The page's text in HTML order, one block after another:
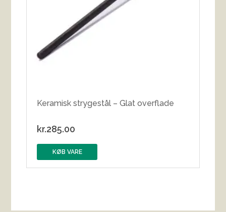
Keramisk strygestål – Glat overflade
kr.285.00
KØB VARE